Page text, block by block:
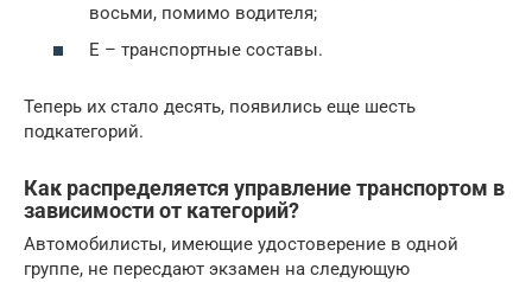
восьми, помимо водителя;
Е – транспортные составы.
Теперь их стало десять, появились еще шесть
подкатегорий.
Как распределяется управление транспортом в
зависимости от категорий?
Автомобилисты, имеющие удостоверение в одной
группе, не пересдают экзамен на следующую